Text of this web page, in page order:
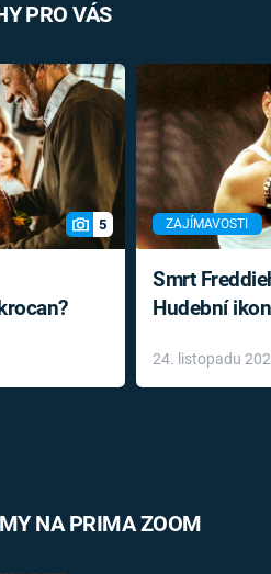
PRO VÁS
5 ZAJÍMAVOSTI
Smrt
Hudební
léky
24. listopadu
NA PRIMA ZOOM